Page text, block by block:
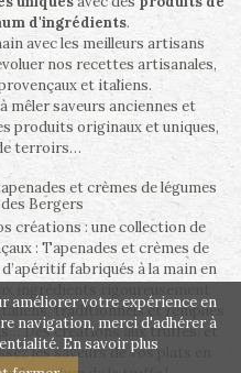
d'ingrédients.
avec les meilleurs artisans
nos recettes artisanales,
et italiens.
mêler saveurs anciennes et
produits originaux et uniques,
terroirs…
et crèmes de légumes
Bergers
créations : une collection de
: Tapenades et crèmes de
fabriqués à la main en
traditionnels et remplies
Des créations aux truffes, et
les saveurs de vos plats en
améliorer votre expérience en
navigation, merci d'adhérer à
En savoir plus